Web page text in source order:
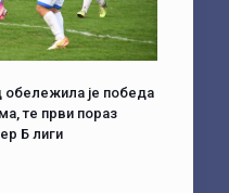
обележила је победа
те први пораз
Б лиги